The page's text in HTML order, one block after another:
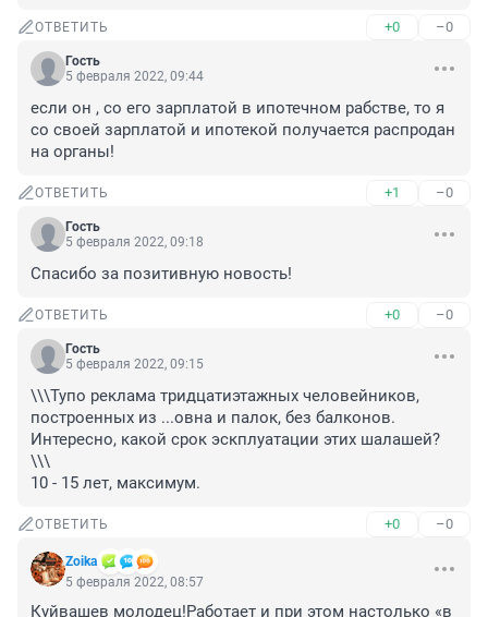
ОТВЕТИТЬ +0 –0
Гость
5 февраля 2022, 09:44
если он , со его зарплатой в ипотечном рабстве, то я
со своей зарплатой и ипотекой получается распродан
на органы!
ОТВЕТИТЬ +1 –0
Гость
5 февраля 2022, 09:18
Спасибо за позитивную новость!
ОТВЕТИТЬ +0 –0
Гость
5 февраля 2022, 09:15
\\\Тупо реклама тридцатиэтажных человейников,
построенных из ...овна и палок, без балконов.
Интересно, какой срок эскплуатации этих шалашей?
\\\
10 - 15 лет, максимум.
ОТВЕТИТЬ +0 –0
Zoika
5 февраля 2022, 08:57
Куйвашев молодец!Работает и при этом настолько «в